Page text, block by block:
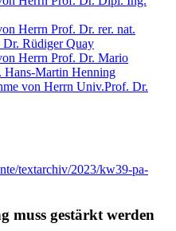
Herrn Prof. Dr. rer. nat.
Rüdiger Quay
Herrn Prof. Dr. Mario
Hans-Martin Henning
von Herrn Univ.Prof. Dr.
textarchiv/2023/kw39-pa-
muss gestärkt werden